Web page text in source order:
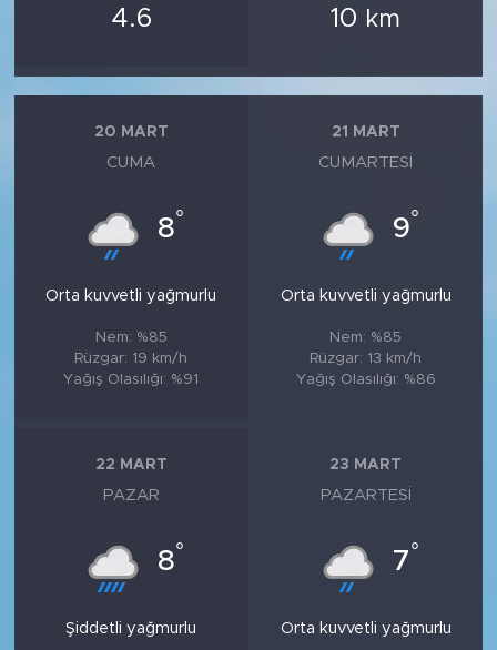
4.6 10 km
20 MART
CUMA
8°
Orta kuvvetli yağmurlu
Nem: %85
Rüzgar: 19 km/h
Yağış Olasılığı: %91
21 MART
CUMARTESI
9°
Orta kuvvetli yağmurlu
Nem: %85
Rüzgar: 13 km/h
Yağış Olasılığı: %86
22 MART
PAZAR
8°
Şiddetli yağmurlu
23 MART
PAZARTESI
7°
Orta kuvvetli yağmurlu